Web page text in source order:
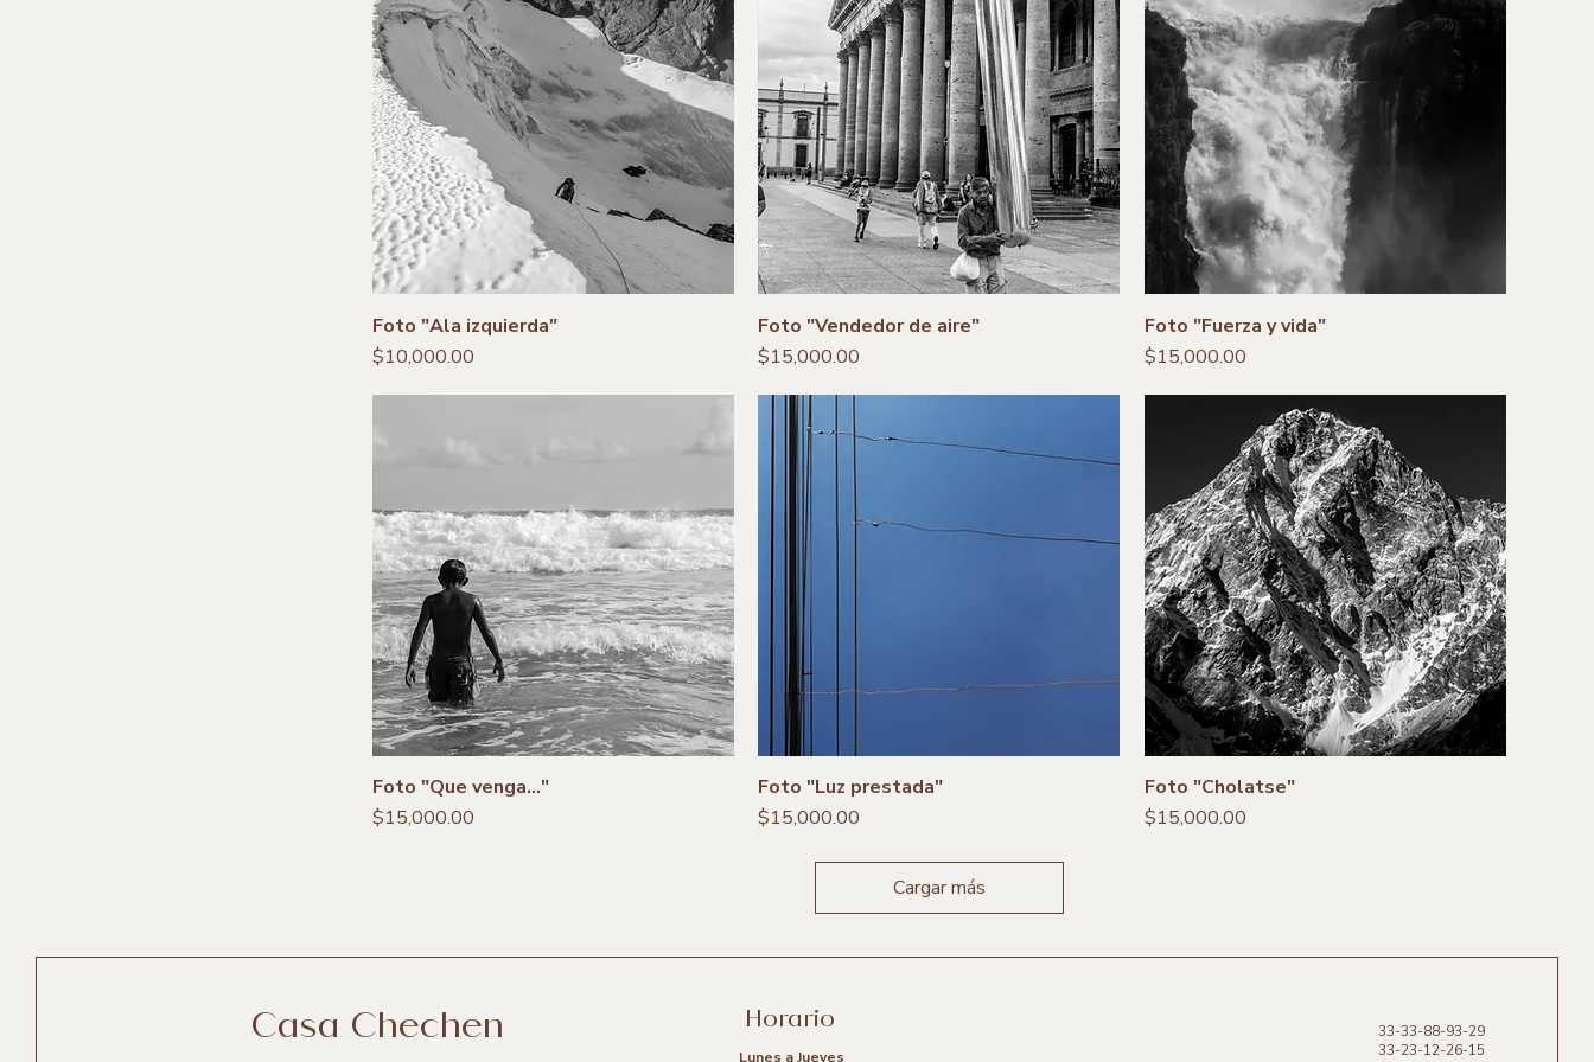
Foto "Ala izquierda"
Precio
$10,000.00
Foto "Vendedor de aire"
Precio
$15,000.00
Foto "Fuerza y vida"
Precio
$15,000.00
Foto "Que venga..."
Precio
$15,000.00
Foto "Luz prestada"
Precio
$15,000.00
Foto "Cholatse"
Precio
$15,000.00
Cargar más
Casa Chechen Horario
Lunes a Jueves
33-33-88-93-29
33-23-12-26-15